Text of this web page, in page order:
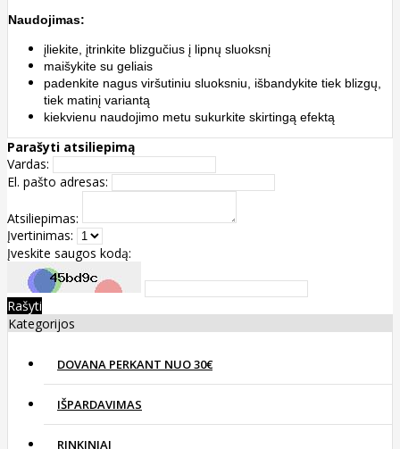
Naudojimas:
įliekite, įtrinkite blizgučius į lipnų sluoksnį
maišykite su geliais
padenkite nagus viršutiniu sluoksniu, išbandykite tiek blizgų,
tiek matinį variantą
kiekvienu naudojimo metu sukurkite skirtingą efektą
Parašyti atsiliepimą
Vardas:
El. pašto adresas:
Atsiliepimas:
Įvertinimas:
Įveskite saugos kodą:
Rašyti
Kategorijos
DOVANA PERKANT NUO 30€
IŠPARDAVIMAS
RINKINIAI